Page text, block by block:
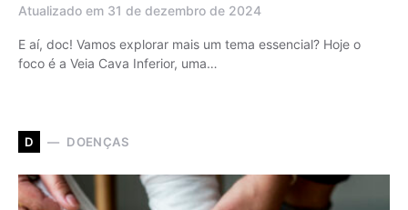
Atualizado em 31 de dezembro de 2024
E aí, doc! Vamos explorar mais um tema essencial? Hoje o
foco é a Veia Cava Inferior, uma…
D DOENÇAS